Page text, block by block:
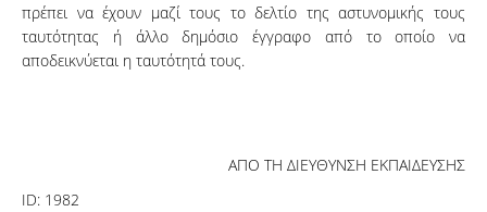
πρέπει να έχουν μαζί τους το δελτίο της αστυνομικής τους
ταυτότητας ή άλλο δημόσιο έγγραφο από το οποίο να
αποδεικνύεται η ταυτότητά τους.
ΑΠΟ ΤΗ ΔΙΕΥΘΥΝΣΗ ΕΚΠΑΙΔΕΥΣΗΣ
ID: 1982